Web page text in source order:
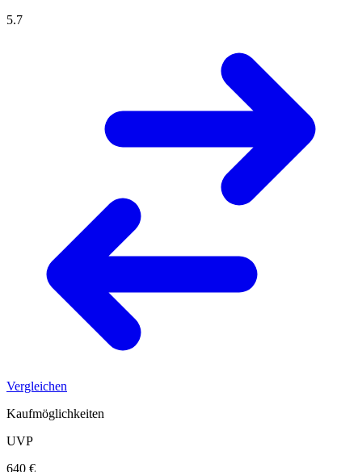
5.7
Vergleichen
Kaufmöglichkeiten
UVP
640 €